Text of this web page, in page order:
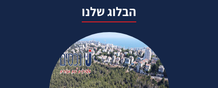
הבלוג שלנו